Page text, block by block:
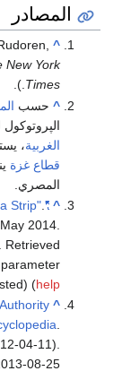
المصادر
^
New York
Times
.
).
^ حسب المادة 4 من
الغربية،
قطاع غزة
المصري.
^
"The World Factbook: Middle East: Gaza Strip"
.
2014.
. Retrieved
(help
^
.
04-11).
08-25.